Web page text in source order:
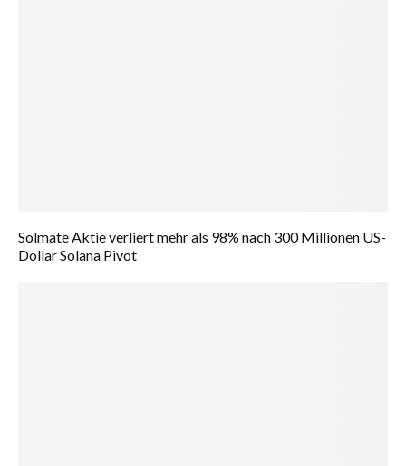
Solmate Aktie verliert mehr als 98% nach 300 Millionen US-
Dollar Solana Pivot